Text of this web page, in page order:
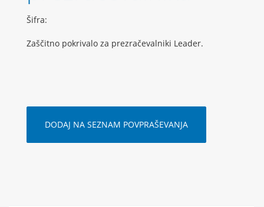
Šifra:
Zaščitno pokrivalo za prezračevalniki Leader.
DODAJ NA SEZNAM POVPRAŠEVANJA